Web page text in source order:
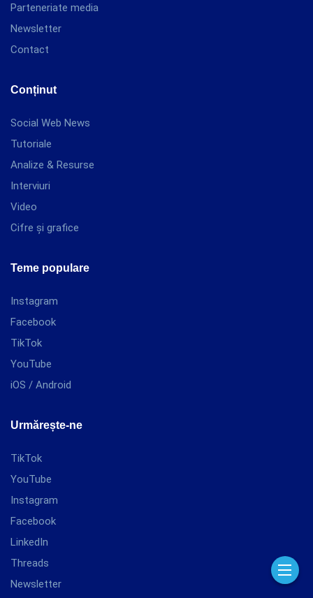
Parteneriate media
Newsletter
Contact
Conținut
Social Web News
Tutoriale
Analize & Resurse
Interviuri
Video
Cifre și grafice
Teme populare
Instagram
Facebook
TikTok
YouTube
iOS / Android
Urmărește-ne
TikTok
YouTube
Instagram
Facebook
LinkedIn
Threads
Newsletter